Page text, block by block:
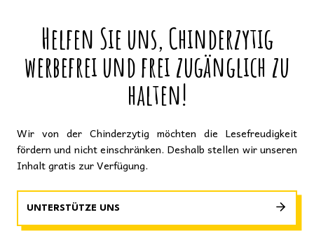
Helfen Sie uns, Chinderzytig
werbefrei und frei zugänglich zu
halten!
Wir von der Chinderzytig möchten die Lesefreudigkeit
fördern und nicht einschränken. Deshalb stellen wir unseren
Inhalt gratis zur Verfügung.
UNTERSTÜTZE UNS